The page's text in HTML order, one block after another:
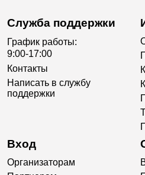
Служба поддержки
График работы:
9:00-17:00
Контакты
Написать в службу
поддержки
Вход
Организаторам